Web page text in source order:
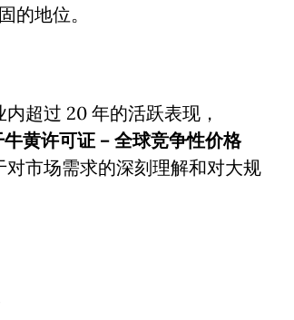
的地位。
超过 20 年的活跃表现，
牛黄许可证 – 全球竞争性价格
市场需求的深刻理解和对大规